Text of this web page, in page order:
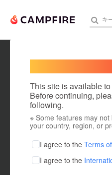
人
This site is available
Before continuing,
following.
※ Some features may
your country, region, or
I agree to the Terms
I agree to the